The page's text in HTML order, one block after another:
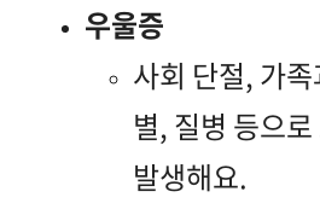
우울증
사회 단절, 가
별, 질병 등으
발생해요.